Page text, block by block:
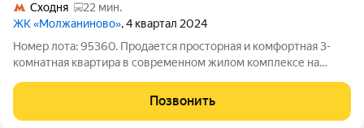
Сходня
22 мин.
ЖК «Молжаниново», 4 квартал 2024
Номер лота: 95360. Продается просторная и комфортная 3-
комнатная квартира в современном жилом комплексе на
из которых 33,42 м - жилая. Квартира расположена на 15 этаже
17-этажного дома,
Позвонить